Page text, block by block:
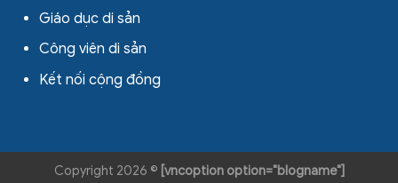
Giáo dục di sản
Công viên di sản
Kết nối cộng đồng
Copyright 2026 © [vncoption option="blogname"]